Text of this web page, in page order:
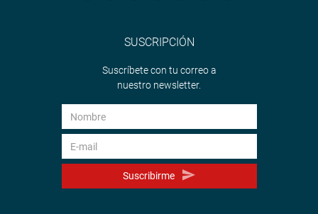
SUSCRIPCIÓN
Suscríbete con tu correo a
nuestro newsletter.
Suscribirme